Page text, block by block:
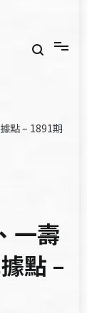
點 – 1891期
一壽
點 –